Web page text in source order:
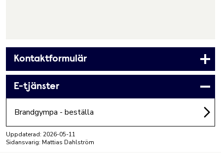
Kontaktformulär
E-tjänster
Brandgympa - beställa
Uppdaterad: 2026-05-11
Sidansvarig: Mattias Dahlström